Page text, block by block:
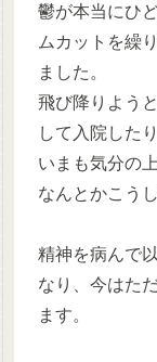
鬱が本当にひ
ムカットを繰
ました。
飛び降りよう
して入院した
いまも気分の
なんとかこう
精神を病んで
なり、今はた
ます。